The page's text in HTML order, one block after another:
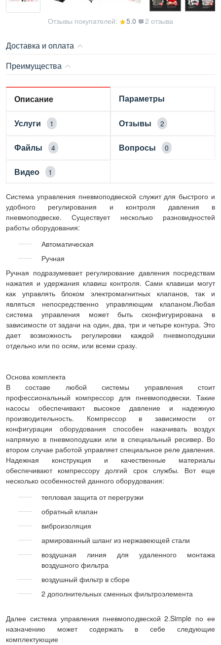
Отзывы покупателей: 5.0 2 отзыва
Доставка и оплата
Преимущества
Описание Параметры
Услуги 1 Отзывы 2
Файлы 4 Вопросы 0
Видео 1
Система управления пневмоподвеской служит для быстрого и
удобного регулирования и контроля давления в
пневмоподвеске. Существует несколько разновидностей
работы оборудования:
Автоматическая
Ручная
Ручная подразумевает регулирование давления посредствам
нажатия и удержания клавиш контроля. Сами клавиши могут
как управлять блоком электромагнитных клапанов, так и
являться непосредственно управляющим клапаном.Любая
система управления может быть сконфигурирована в
зависимости от задачи на один, два, три и четыре контура. Это
дает возможность регулировки каждой пневмоподушки
отдельно или по осям, или всеми сразу.
Основа комплекта
В составе любой системы управления стоит
профессиональный компрессор для пневмоподвески. Такие
насосы обеспечивают высокое давление и надежную
производительность. Компрессор в зависимости от
конфигурации оборудования способен накачивать воздух
напрямую в пневмоподушки или в специальный ресивер. Во
втором случае работой управляет специальное реле давления.
Надежная конструкция и качественные материалы
обеспечивают компрессору долгий срок службы. Вот еще
несколько особенностей данного оборудования:
тепловая защита от перегрузки
обратный клапан
виброизоляция
армированный шланг из нержавеющей стали
воздушная линия для удаленного монтажа
воздушного фильтра
воздушный фильтр в сборе
2 дополнительных сменных фильтроэлемента
Далее система управления пневмоподвеской 2.Simple по ее
назначению может содержать в себе следующие
комплектующие